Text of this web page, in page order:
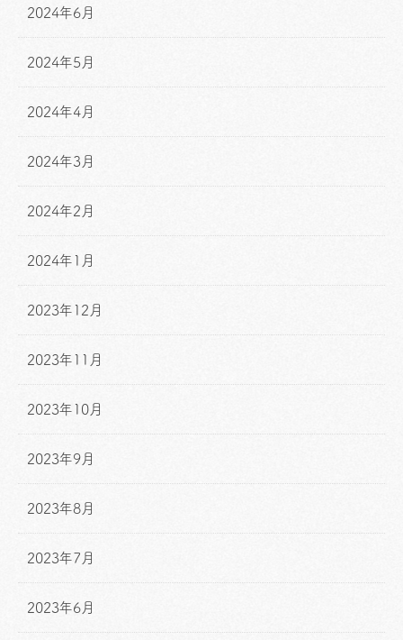
2024年6月
2024年5月
2024年4月
2024年3月
2024年2月
2024年1月
2023年12月
2023年11月
2023年10月
2023年9月
2023年8月
2023年7月
2023年6月